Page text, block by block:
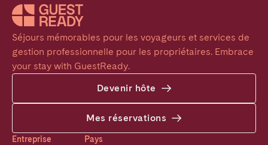
Séjours mémorables pour les voyageurs et services de
gestion professionnelle pour les propriétaires. Embrace
your stay with GuestReady.
Devenir hôte
Mes réservations
Entreprise Pays